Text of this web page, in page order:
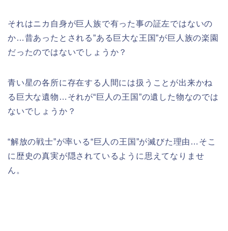
それはニカ自身が巨人族で有った事の証左ではないの
か…昔あったとされる”ある巨大な王国”が巨人族の楽園
だったのではないでしょうか？
青い星の各所に存在する人間には扱うことが出来かね
る巨大な遺物…それが“巨人の王国”の遺した物なのでは
ないでしょうか？
“解放の戦士”が率いる“巨人の王国”が滅びた理由…そこ
に歴史の真実が隠されているように思えてなりませ
ん。